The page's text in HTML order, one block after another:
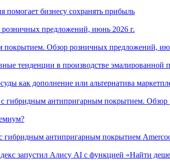
бизнесу сохранять прибыль
предложений, июнь 2026 г.
покрытием. Обзор розничных предложений,
тенденции в производстве эмалированной
как дополнение или альтернатива
гибридным антипригарным покрытием. Обзор
гибридным антипригарным покрытием
запустил Алису AI с функцией «Найти